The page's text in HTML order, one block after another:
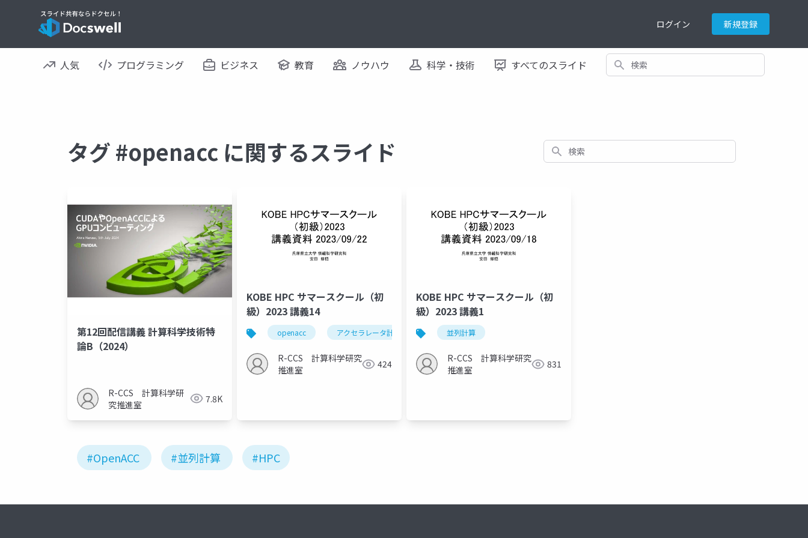
ログイン 新規登録
人気 プログラミング ビジネス 教育 ノウハウ 科学・技術 すべてのスライド 検索
タグ #openacc に関するスライド 検索
第12回配信講義 計算科学技術特
論B（2024）
R-CCS 計算科学研
究推進室
7.8K
KOBE HPC サマースクール（初
級）2023 講義14
openacc アクセラレータ計算 nvidia hpc sdk
R-CCS 計算科学研究
推進室
424
KOBE HPC サマースクール（初
級）2023 講義1
並列計算
R-CCS 計算科学研究
推進室
831
#OpenACC #並列計算 #HPC